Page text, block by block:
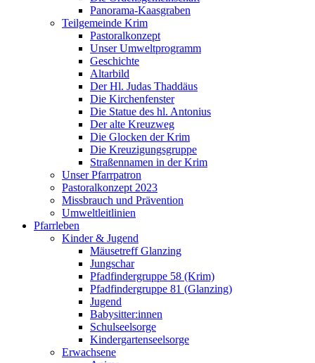
Panorama-Kaasgraben
Teilgemeinde Krim
Pastoralkonzept
Unser Umweltprogramm
Geschichte
Altarbild
Der Hl. Judas Thaddäus
Die Kirchenfenster
Die Statue des hl. Antonius
Der alte Kreuzweg
Die Glocken der Krim
Die Kreuzigungsgruppe
Straßennamen in der Krim
Unser Pfarrpatron
Pastoralkonzept 2023
Missbrauch und Prävention
Umweltleitlinien
Pfarrleben
Kinder & Jugend
Mäusetreff Glanzing
Jungschar
Pfadfindergruppe 58 (Krim)
Pfadfindergruppe 81 (Glanzing)
Jugend
Babysitter:innen
Schulseelsorge
Kindergartenseelsorge
Erwachsene